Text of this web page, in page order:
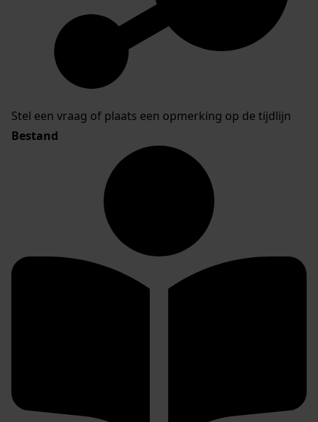
Stel een vraag of plaats een opmerking op de tijdlijn
Bestand